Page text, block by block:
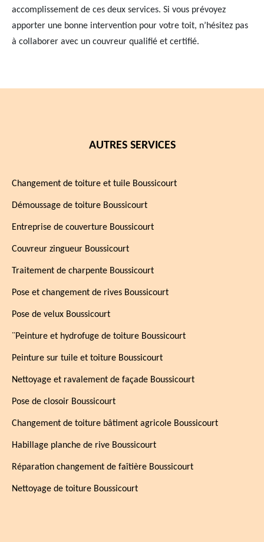
accomplissement de ces deux services. Si vous prévoyez
apporter une bonne intervention pour votre toit, n’hésitez pas
à collaborer avec un couvreur qualifié et certifié.
AUTRES SERVICES
Changement de toiture et tuile Boussicourt
Démoussage de toiture Boussicourt
Entreprise de couverture Boussicourt
Couvreur zingueur Boussicourt
Traitement de charpente Boussicourt
Pose et changement de rives Boussicourt
Pose de velux Boussicourt
¨Peinture et hydrofuge de toiture Boussicourt
Peinture sur tuile et toiture Boussicourt
Nettoyage et ravalement de façade Boussicourt
Pose de closoir Boussicourt
Changement de toiture bâtiment agricole Boussicourt
Habillage planche de rive Boussicourt
Réparation changement de faîtière Boussicourt
Nettoyage de toiture Boussicourt